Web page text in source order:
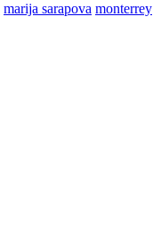
marija sarapova monterrey